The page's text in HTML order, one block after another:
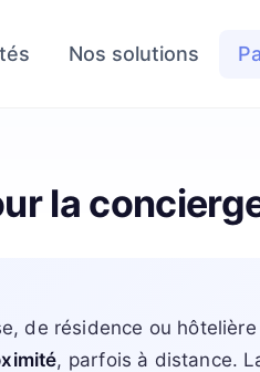
Nos solutions
la
de résidence ou
, parfois à distance.